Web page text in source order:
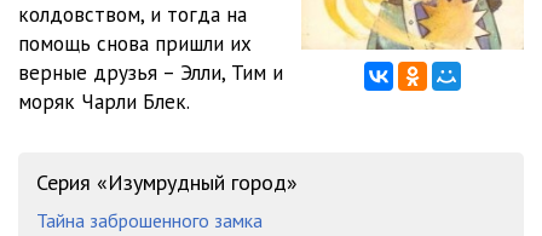
05_02_01. Жёлтый Туман 10:55
05_02_02. Посол Арахны
05_02_03. Открытие докторов Бориля и Робиля
колдовством, и тогда на
помощь снова пришли их
верные друзья – Элли, Тим и
моряк Чарли Блек.
Серия «Изумрудный город»
Тайна заброшенного замка